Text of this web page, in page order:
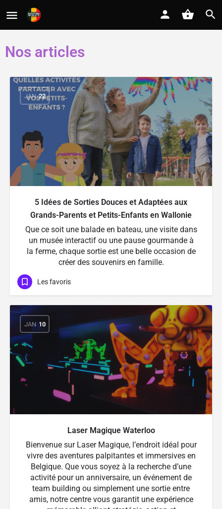
Nos articles
JAN 22
5 Idées de Sorties Douces et Adaptées aux
Grands-Parents et Petits-Enfants en Wallonie
Que ce soit une balade en bateau, une visite dans
un musée interactif ou une pause gourmande à
la ferme, chaque sortie est une belle occasion de
créer des souvenirs en famille.
Les favoris
JAN 10
Laser Magique Waterloo
Bienvenue sur Laser Magique, l’endroit idéal pour
vivre des aventures palpitantes et immersives en
Belgique. Que vous soyez à la recherche d’une
activité pour un anniversaire, un événement de
team building ou simplement une sortie entre
amis, notre centre vous garantit une expérience